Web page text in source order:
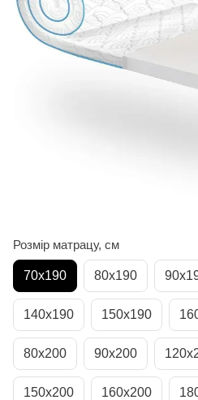
Розмір матрацу, см
70х190 80х190
140х190 150х190
80х200 90х200
150х200 160х200